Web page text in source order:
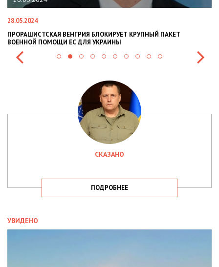
28.05.2024
ПРОРАШИСТСКАЯ ВЕНГРИЯ БЛОКИРУЕТ КРУПНЫЙ ПАКЕТ
ВОЕННОЙ ПОМОЩИ ЕС ДЛЯ УКРАИНЫ
СКАЗАНО
ПОДРОБНЕЕ
УВИДЕНО